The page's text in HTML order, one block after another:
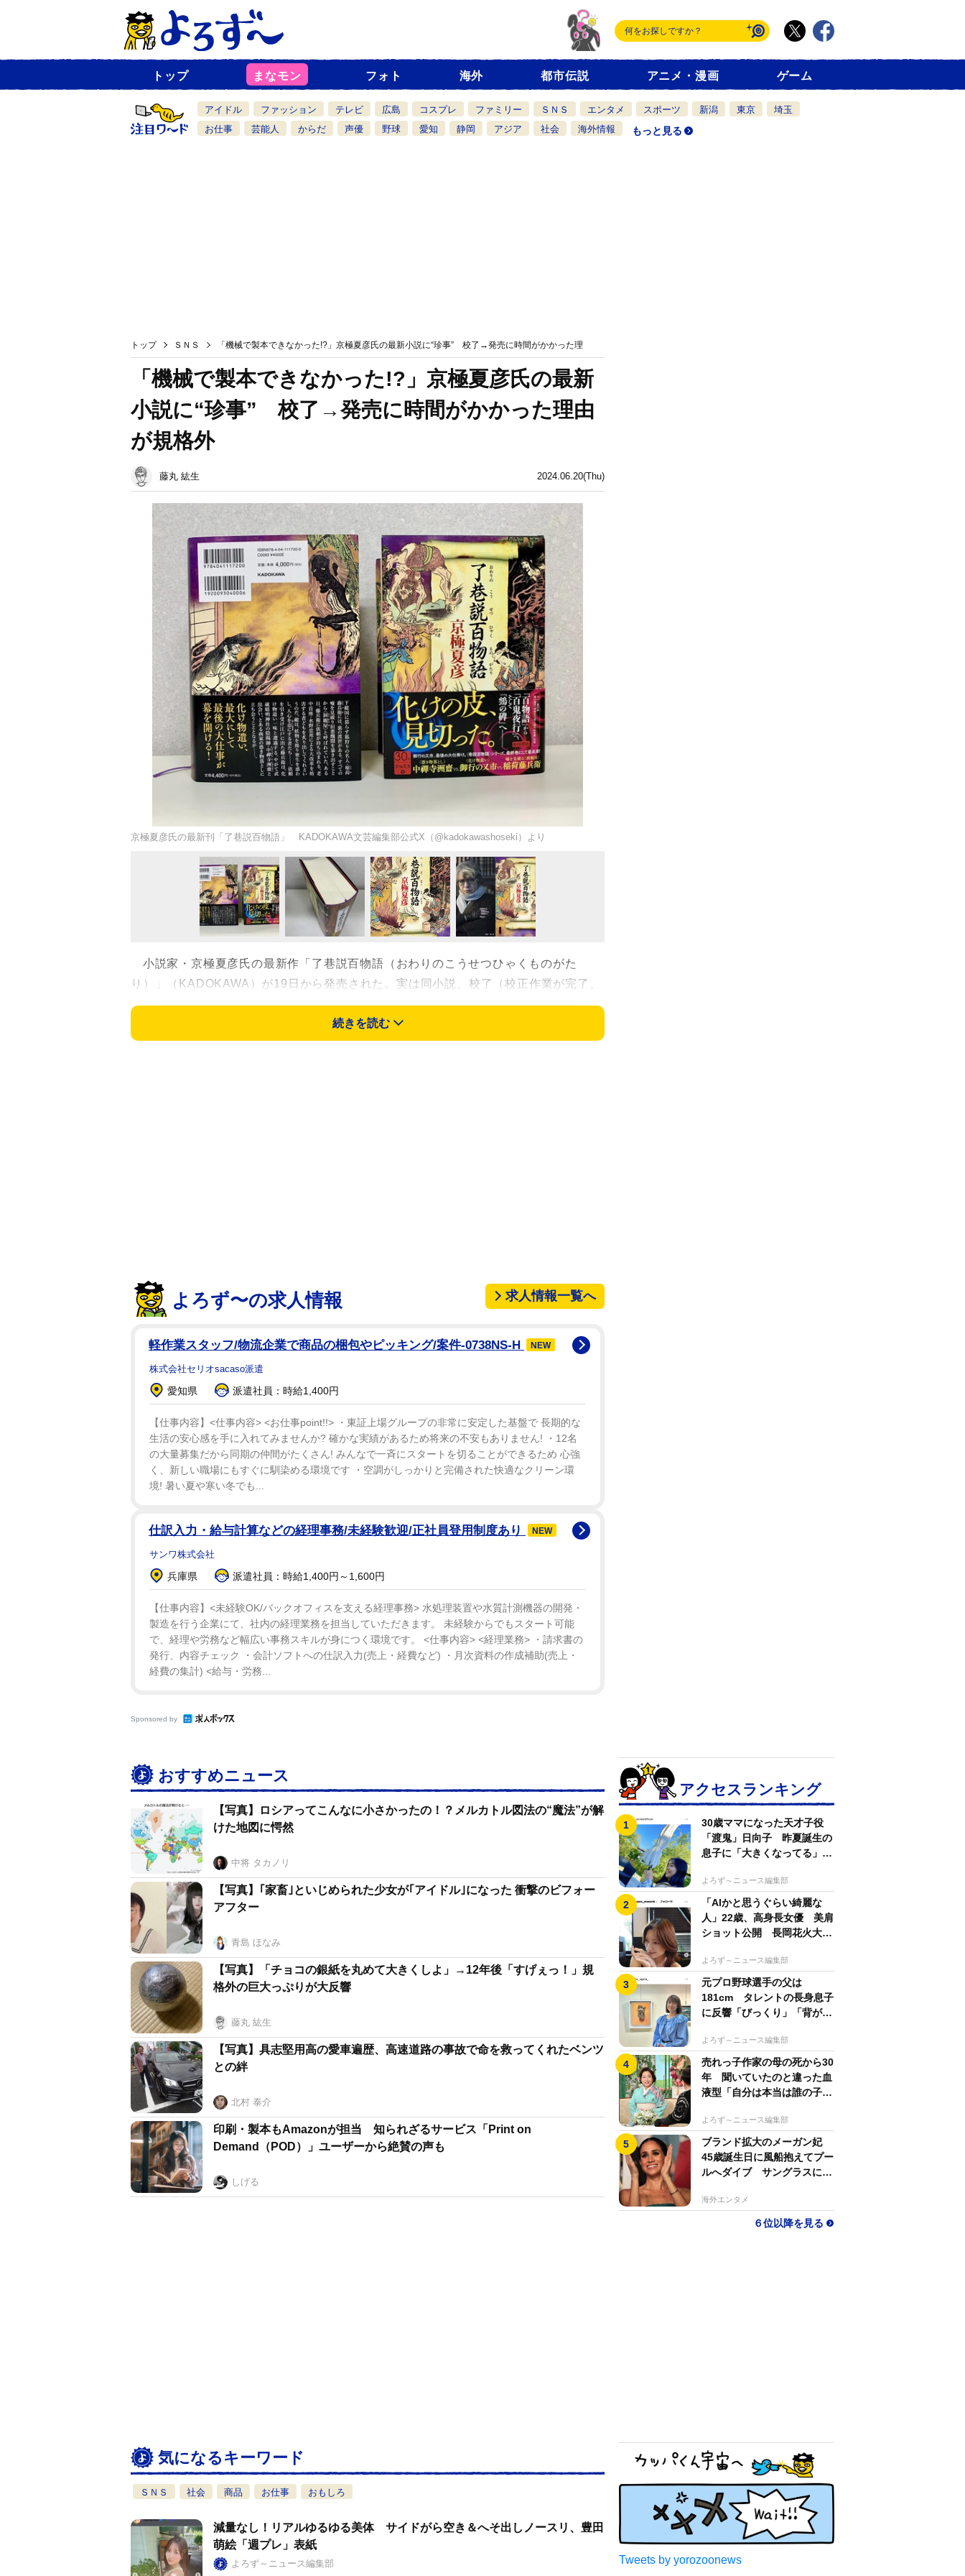
ュ
一
覧
トップ まなモン フォト 海外 都市伝説 アニメ・漫画 ゲーム
アイドル ファッション テレビ 広島 コスプレ ファミリー ＳＮＳ エンタメ スポーツ 新潟 東京
埼玉
お仕事
芸能人 からだ 声優 野球 愛知 静岡 アジア 社会 海外情報 もっと見る
トップ ＳＮＳ 「機械で製本できなかった!?」京極夏彦氏の最新小説に“珍事” 校了→発売に時間がかかった理
2024.06.20(Thu)
「機械で製本できなかった!?」京極夏彦氏の最新
小説に“珍事” 校了→発売に時間がかかった理由
が規格外
藤丸 紘生
京極夏彦氏の最新刊「了巷説百物語」 KADOKAWA文芸編集部公式X（@kadokawashoseki）より
小説家・京極夏彦氏の最新作「了巷説百物語（おわりのこうせつひゃくものがた
り）」（KADOKAWA）が19日から発売された。実は同小説、校了（校正作業が完了、
印刷・製本の工程に移れる状態）から実際に発売されるまで、かなりの時間を費やした
という。「KADOKAWA文芸編集部」公式Xが明かした、その理由がSNSで話題を呼ん
でいる。
ページ。その結果、重さは1.02キロ（一般的な単行本の3冊分）に及ぶ。
前出の担当者によると、「（同社が刊行した）小説の単行本では、近年は手巻きは無
かったように記憶しています」。まさに人気シリーズの完結にふさわしい、規格外のボ
リュームとなっている。
で本物見てきた スゴい 読書が筋トレレベル」「製本所さん本当すごい」「京極本はこ
うじゃなきゃ」「それでこそ京極夏彦先生の書籍」などの声が寄せられている。
京極氏は1994年に「姑獲鳥の夏」で小説家デビューし、2024年に30周年を迎えた。
も公開中。PVは全て京極氏が自ら動画編集をしている。
続きを読む
よろず〜の求人情報 求人情報一覧へ
軽作業スタッフ/物流企業で商品の梱包やピッキング/案件-0738NS-H NEW
株式会社セリオsacaso派遣
愛知県 派遣社員：時給1,400円
【仕事内容】<仕事内容> <お仕事point!!> ・東証上場グループの非常に安定した基盤で 長期的な
生活の安心感を手に入れてみませんか? 確かな実績があるため将来の不安もありません! ・12名
の大量募集だから同期の仲間がたくさん! みんなで一斉にスタートを切ることができるため 心強
く、新しい職場にもすぐに馴染める環境です ・空調がしっかりと完備された快適なクリーン環
境! 暑い夏や寒い冬でも...
仕訳入力・給与計算などの経理事務/未経験歓迎/正社員登用制度あり NEW
サンワ株式会社
兵庫県 派遣社員：時給1,400円～1,600円
【仕事内容】<未経験OK/バックオフィスを支える経理事務> 水処理装置や水質計測機器の開発・
製造を行う企業にて、社内の経理業務を担当していただきます。 未経験からでもスタート可能
で、経理や労務など幅広い事務スキルが身につく環境です。 <仕事内容> <経理業務> ・請求書の
発行、内容チェック ・会計ソフトへの仕訳入力(売上・経費など) ・月次資料の作成補助(売上・
経費の集計) <給与・労務...
Sponsored by
おすすめニュース
【写真】ロシアってこんなに小さかったの！？メルカトル図法の“魔法”が解
けた地図に愕然
中将 タカノリ
【写真】｢家畜｣といじめられた少女が｢アイドル｣になった 衝撃のビフォー
アフター
青島 ほなみ
【写真】「チョコの銀紙を丸めて大きくしよ」→12年後「すげぇっ！」規
格外の巨大っぷりが大反響
藤丸 紘生
【写真】具志堅用高の愛車遍歴、高速道路の事故で命を救ってくれたベンツ
との絆
北村 泰介
印刷・製本もAmazonが担当 知られざるサービス「Print on
Demand（POD）」ユーザーから絶賛の声も
しげる
気になるキーワード
ＳＮＳ 社会 商品 お仕事 おもしろ
減量なし！リアルゆるゆる美体 サイドがら空き＆へそ出しノースリ、豊田
萌絵「週プレ」表紙
よろず～ニュース編集部
アクセスランキング
30歳ママになった天才子役
「渡鬼」日向子 昨夏誕生の
息子に「大きくなってる」愛
よろず～ニュース編集部
「AIかと思うぐらい綺麗な
人」22歳、高身長女優 美肩
ショット公開 長岡花火大会
よろず～ニュース編集部
元プロ野球選手の父は
181cm タレントの長身息子
に反響「びっくり」「背が高
よろず～ニュース編集部
売れっ子作家の母の死から30
年 聞いていたのと違った血
液型「自分は本当は誰の子
よろず～ニュース編集部
ブランド拡大のメーガン妃
45歳誕生日に風船抱えてプー
ルへダイブ サングラスにポ
海外エンタメ
６位以降を見る
Tweets by yorozoonews